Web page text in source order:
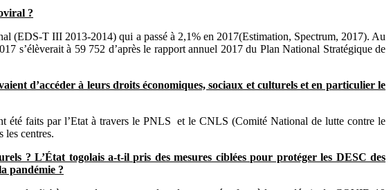
?
(EDS-T III 2013-2014) qui a passé à 2,1% en 2017(Estimation, Spectrum, 2017). Au
à 59 752 d’après le rapport annuel 2017 du Plan National Stratégique de
d’accéder à leurs droits économiques, sociaux et culturels et en particulier le
été faits par l’Etat à travers le PNLS et le CNLS (Comité National de lutte contre le
les centres.
? L’État togolais a-t-il pris des mesures ciblées pour protéger les DESC des
pandémie ?